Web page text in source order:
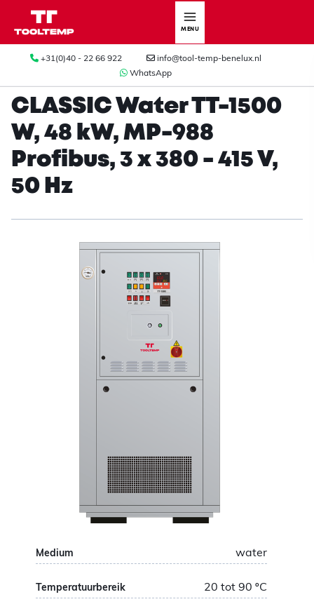
+31(0)40 - 22 66 922
info@tool-temp-benelux.nl
WhatsApp
MENU
CLASSIC Water TT-1500
W, 48 kW, MP-988
Profibus, 3 x 380 - 415 V,
50 Hz
Medium water
Temperatuurbereik 20 tot 90 ºC